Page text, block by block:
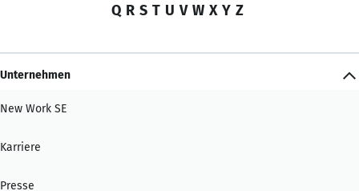
Q R S T U V W X Y Z
Unternehmen
New Work SE
Karriere
Presse